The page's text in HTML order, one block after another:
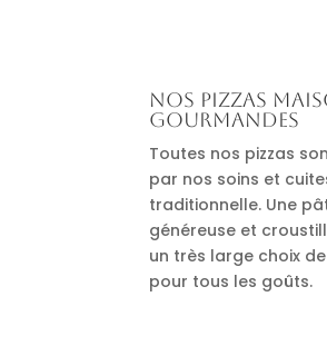
Nos pizzas
gourmandes
Toutes nos pizzas
par nos soins et
traditionnelle. Une
généreuse et
un très large choix
pour tous les goûts.